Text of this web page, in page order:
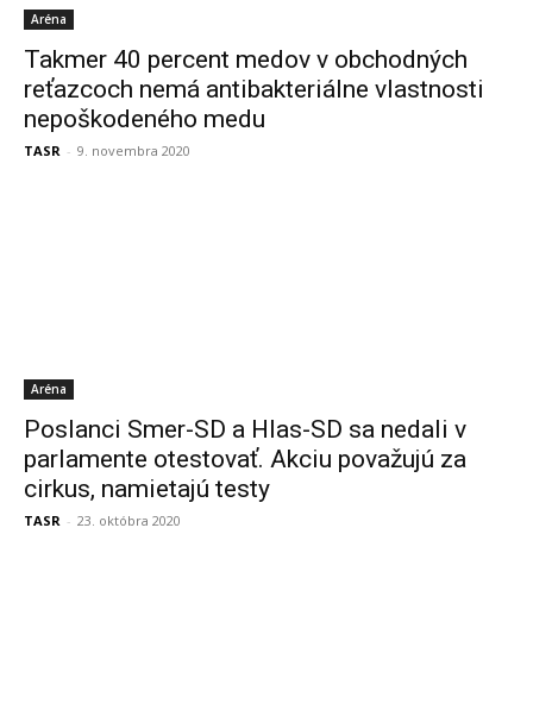
Aréna
Takmer 40 percent medov v obchodných
reťazcoch nemá antibakteriálne vlastnosti
nepoškodeného medu
TASR - 9. novembra 2020
Aréna
Poslanci Smer-SD a Hlas-SD sa nedali v
parlamente otestovať. Akciu považujú za
cirkus, namietajú testy
TASR - 23. októbra 2020